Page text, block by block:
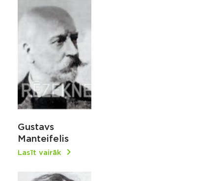
Gustavs
Manteifelis
Lasīt vairāk